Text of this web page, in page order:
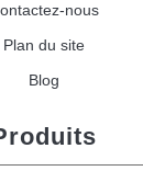
nous
Plan du site
Blog